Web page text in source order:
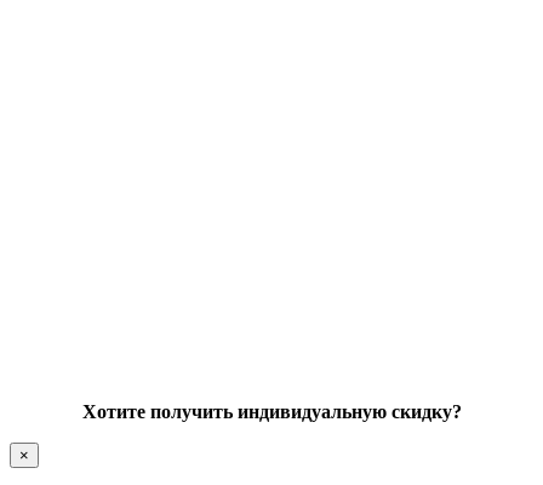
Хотите получить индивидуальную скидку?
×